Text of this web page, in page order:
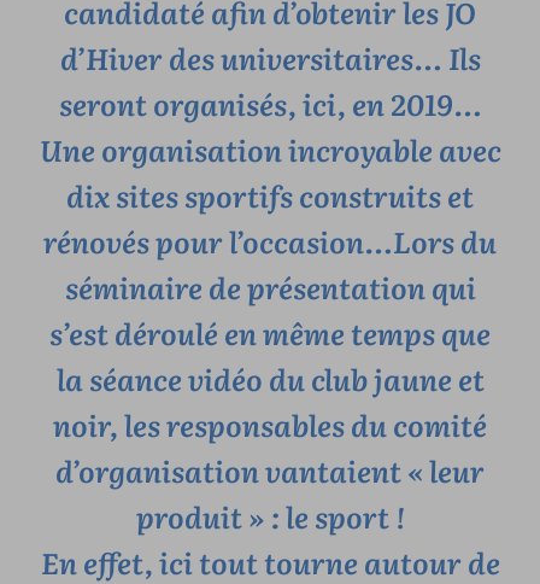
candidaté afin d’obtenir les JO
d’Hiver des universitaires… Ils
seront organisés, ici, en 2019…
Une organisation incroyable avec
dix sites sportifs construits et
rénovés pour l’occasion…Lors du
séminaire de présentation qui
s’est déroulé en même temps que
la séance vidéo du club jaune et
noir, les responsables du comité
d’organisation vantaient « leur
produit » : le sport !
En effet, ici tout tourne autour de